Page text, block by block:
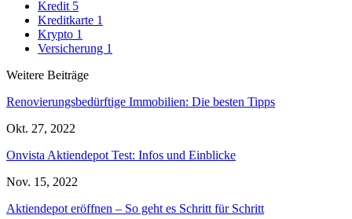
Kredit 5
Kreditkarte 1
Krypto 1
Versicherung 1
Weitere Beiträge
Renovierungsbedürftige Immobilien: Die besten Tipps
Okt. 27, 2022
Onvista Aktiendepot Test: Infos und Einblicke
Nov. 15, 2022
Aktiendepot eröffnen – So geht es Schritt für Schritt